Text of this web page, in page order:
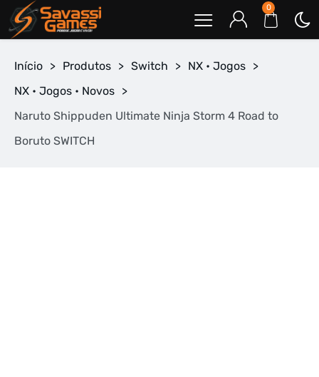
0
Início > Produtos > Switch > NX • Jogos >
NX • Jogos • Novos >
Naruto Shippuden Ultimate Ninja Storm 4 Road to
Boruto SWITCH